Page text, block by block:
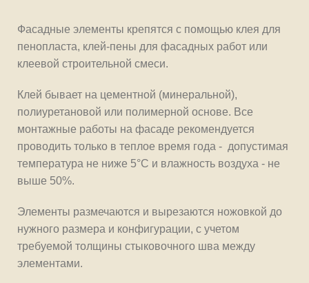
Фасадные элементы крепятся с помощью клея для
пенопласта, клей‐пены для фасадных работ или
клеевой строительной смеси.
Клей бывает на цементной (минеральной),
полиуретановой или полимерной основе. Все
монтажные работы на фасаде рекомендуется
проводить только в теплое время года - допустимая
температура не ниже 5°С и влажность воздуха - не
выше 50%.
Элементы размечаются и вырезаются ножовкой до
нужного размера и конфигурации, с учетом
требуемой толщины стыковочного шва между
элементами.